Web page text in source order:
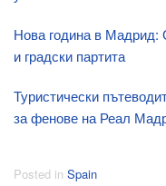
Нова година в Мадрид:
и градски партита
Туристически
за фенове на Реал
Posted in Spain